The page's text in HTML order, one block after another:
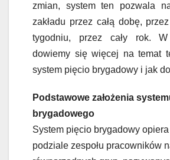
zmian, system ten pozwala
zakładu przez całą dobę,
tygodniu, przez cały rok.
dowiemy się więcej na temat
system pięcio brygadowy i jak
Podstawowe założenia
brygadowego
System pięcio brygadowy
podziale zespołu pracowników